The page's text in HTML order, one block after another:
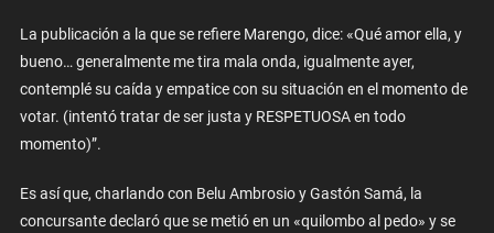
La publicación a la que se refiere Marengo, dice: «Qué amor ella, y
bueno… generalmente me tira mala onda, igualmente ayer,
contemplé su caída y empatice con su situación en el momento de
votar. (intentó tratar de ser justa y RESPETUOSA en todo
momento)”.
Es así que, charlando con Belu Ambrosio y Gastón Samá, la
concursante declaró que se metió en un «quilombo al pedo» y se